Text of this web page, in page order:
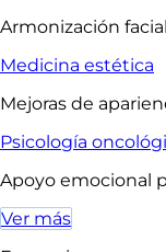
Armonización
Medicina estética
Mejoras de
Psicología
Apoyo emocional
Ver más